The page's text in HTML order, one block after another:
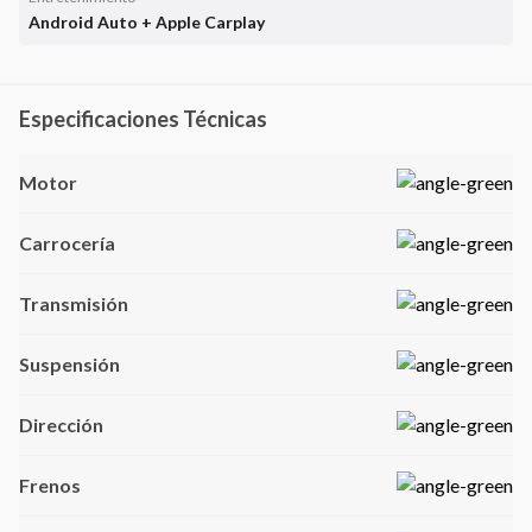
Android Auto + Apple Carplay
Especificaciones Técnicas
Motor
Carrocería
Transmisión
Suspensión
Dirección
Frenos